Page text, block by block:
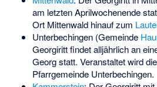
am letzten Aprilwochenende
Ort Mittenwald hinauf zum
Unterbechingen (Gemeinde
Georgiritt findet alljährlich an
Georgstatt. Veranstaltet wird
Pfarrgemeinde Unterbechingen.